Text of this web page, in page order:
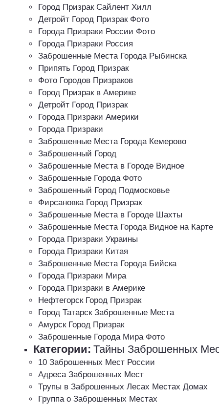
Город Призрак Сайлент Хилл
Детройт Город Призрак Фото
Города Призраки России Фото
Города Призраки Россия
Заброшенные Места Города Рыбинска
Припять Город Призрак
Фото Городов Призраков
Город Призрак в Америке
Детройт Город Призрак
Города Призраки Америки
Города Призраки
Заброшенные Места Города Кемерово
Заброшенный Город
Заброшенные Места в Городе Видное
Заброшенные Города Фото
Заброшенный Город Подмосковье
Фирсановка Город Призрак
Заброшенные Места в Городе Шахты
Заброшенные Места Города Видное на Карте
Города Призраки Украины
Города Призраки Китая
Заброшенные Места Города Бийска
Города Призраки Мира
Города Призраки в Америке
Нефтегорск Город Призрак
Город Татарск Заброшенные Места
Амурск Город Призрак
Заброшенные Города Мира Фото
Категории: Тайны Заброшенных
10 Заброшенных Мест России
Адреса Заброшенных Мест
Трупы в Заброшенных Лесах Местах Домах
Группа о Заброшенных Местах